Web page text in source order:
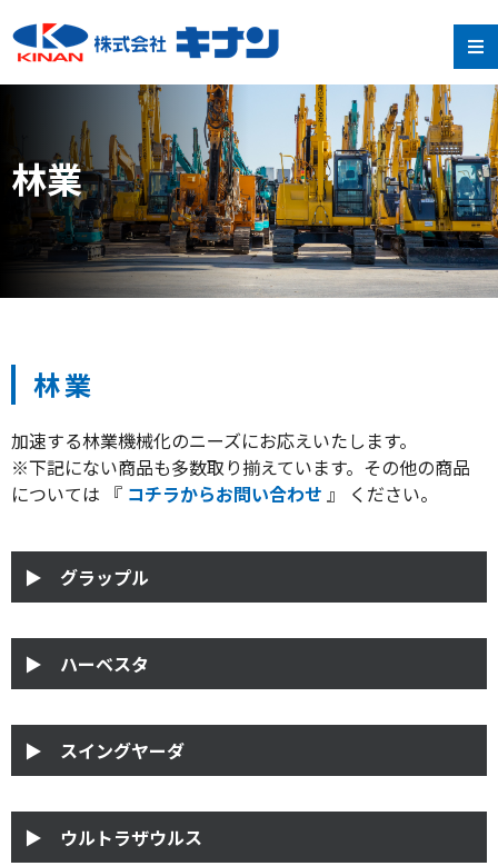
林業
林業
加速する林業機械化のニーズにお応えいたします。
※下記にない商品も多数取り揃えています。その他の商品
については 『 コチラからお問い合わせ 』 ください。
▶ グラップル
▶ ハーベスタ
▶ スイングヤーダ
▶ ウルトラザウルス